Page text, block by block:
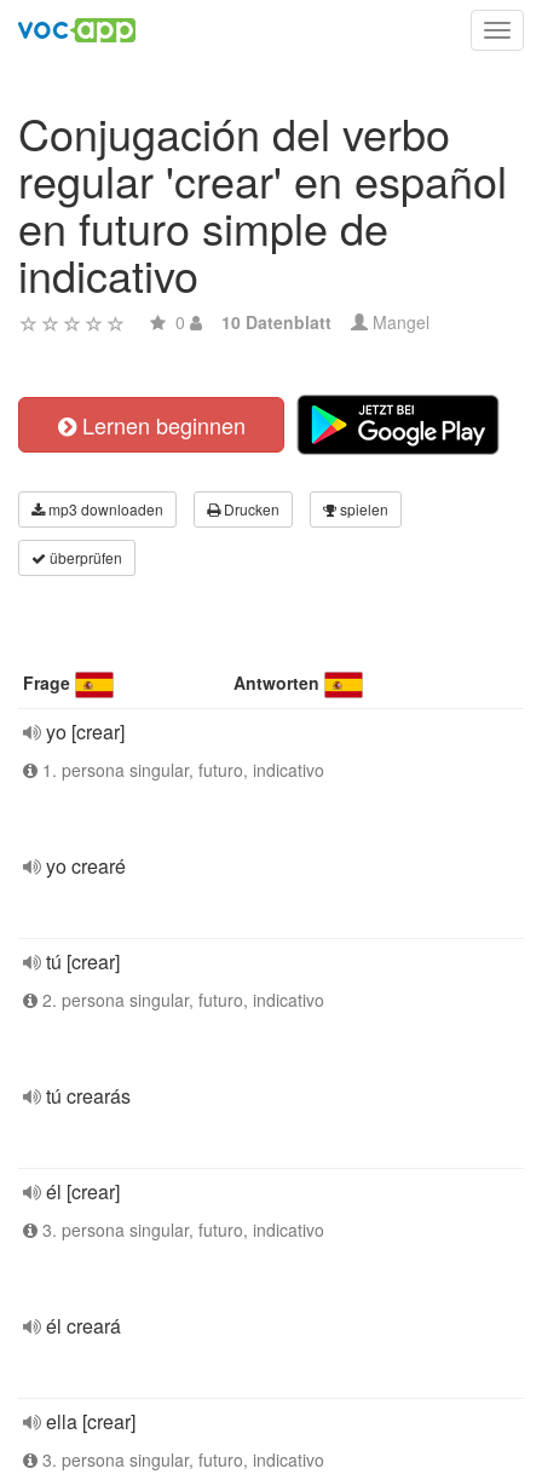
Conjugación del verbo
regular 'crear' en español
en futuro simple de
indicativo
0 10 Datenblatt Mangel
Lernen beginnen
mp3 downloaden Drucken spielen
überprüfen
Frage Antworten
yo [crear]
1. persona singular, futuro, indicativo
yo crearé
tú [crear]
2. persona singular, futuro, indicativo
tú crearás
él [crear]
3. persona singular, futuro, indicativo
él creará
ella [crear]
3. persona singular, futuro, indicativo